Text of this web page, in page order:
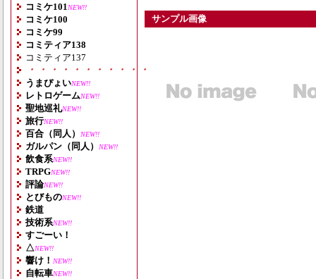
コミケ101 NEW!!
コミケ100
コミケ99
コミティア138
コミティア137
・・・・・・・・・・・・・・・・・・・
うまぴょいNEW!!
レトロゲームNEW!!
聖地巡礼NEW!!
旅行NEW!!
百合（同人） NEW!!
ガルパン（同人） NEW!!
飲食系NEW!!
TRPGNEW!!
評論NEW!!
とびものNEW!!
鉄道
技術系NEW!!
すごーい！
△NEW!!
響け！ NEW!!
自転車NEW!!
サンプル画像